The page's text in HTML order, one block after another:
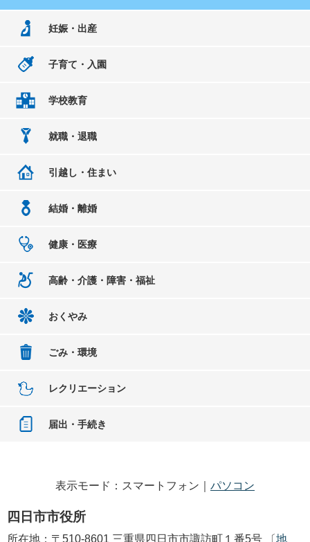
妊娠・出産
子育て・入園
学校教育
就職・退職
引越し・住まい
結婚・離婚
健康・医療
高齢・介護・障害・福祉
おくやみ
ごみ・環境
レクリエーション
届出・手続き
表示モード：スマートフォン｜ パソコン
四日市市役所
所在地：〒510-8601 三重県四日市市諏訪町１番5号 〔地